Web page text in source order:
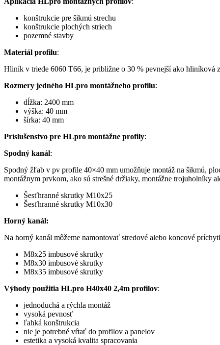
konštrukcie pre šikmú strechu
konštrukcie plochých striech
pozemné stavby
Materiál profilu:
Hliník v triede 6060 T66, je približne o 30 % pevnejší ako hliníková
Rozmery jedného HLpro montážneho profilu:
dĺžka: 2400 mm
výška: 40 mm
šírka: 40 mm
Príslušenstvo pre HLpro montážne profily:
Spodný kanál:
Spodný žľab v pv profile 40×40 mm umožňuje montáž na šikmú,
montážnym prvkom, ako sú strešné držiaky, montážne trojuholníky
Šesťhranné skrutky M10x25
Šesťhranné skrutky M10x30
Horný kanál:
Na horný kanál môžeme namontovať stredové alebo koncové
M8x25 imbusové skrutky
M8x30 imbusové skrutky
M8x35 imbusové skrutky
Výhody použitia HLpro H40x40 2,4m profilov:
jednoduchá a rýchla montáž
vysoká pevnosť
ľahká konštrukcia
nie je potrebné vŕtať do profilov a panelov
estetika a vysoká kvalita spracovania